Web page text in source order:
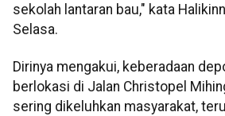
sekolah lantaran bau," kata
Selasa.
Dirinya mengakui, keberadaan
berlokasi di Jalan Christopel
sering dikeluhkan masyarakat,